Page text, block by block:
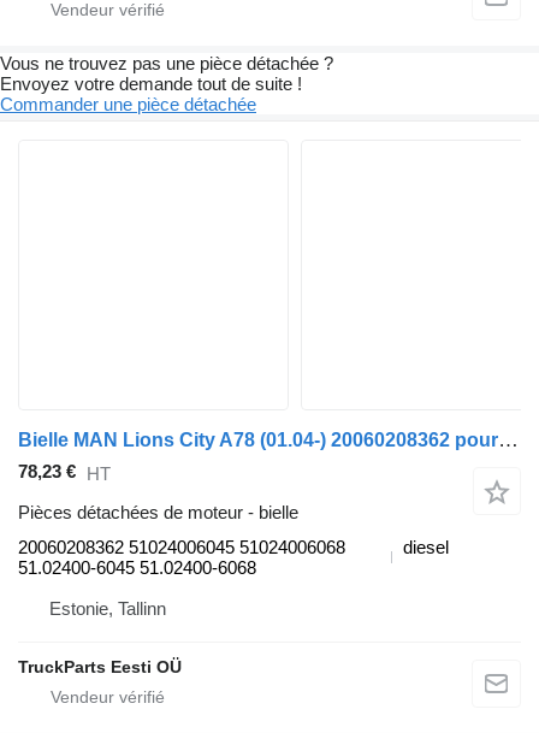
Vous ne trouvez pas une pièce détachée ?
Envoyez votre demande tout de suite !
Commander une pièce détachée
Bielle MAN Lions City A78 (01.04-) 20060208362 pour MAN Lion's bus (1991-)
78,23 € HT
Pièces détachées de moteur - bielle
20060208362 51024006045 51024006068
51.02400-6045 51.02400-6068
diesel
Estonie, Tallinn
TruckParts Eesti OÜ